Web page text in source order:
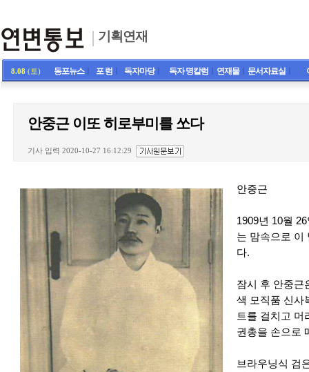
기획연재
8.08 (토) 동포뉴스ㅣ 포 럼 독자마당ㅣ 독자 명칼럼 연재물ㅣ 문서자료실
안중근 이또 히로부미를 쏘다
기사 입력 2020-10-27 16:12:29
안중근
1909년 10월
는 맘속으로 이
다.
잠시 후 안중근
색 모직품 신사
트를 걸치고 머
권총을 손으로
브라우닝식 검